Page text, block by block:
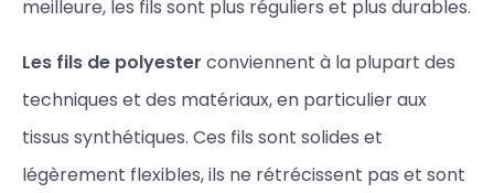
meilleure, les fils sont plus réguliers et plus durables.
Les fils de polyester conviennent à la plupart des
techniques et des matériaux, en particulier aux
tissus synthétiques. Ces fils sont solides et
légèrement flexibles, ils ne rétrécissent pas et sont